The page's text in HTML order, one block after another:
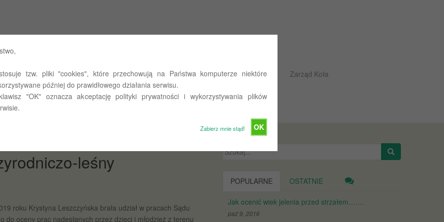
tzw. pliki "cookies", które przechowują na Państwa komputerze niektóre
później do prawidłowego działania serwisu.
"OK" oznacza akceptację polityki prywatności i wykorzystywania plików
OK
Zabierz mnie stąd!
w Olsztynie
takie miejsce… O nas Untitled Polityka prywatności Rajdowe przepisy Zarząd Koła
leśny
roku Krystyna Leszczyńska brała udział w pracach Sądu
do oceny prac nadesłanych przez dzieci i młodzież z terenu
POPULARNE OSTATNIE
Jak ocenić wiek jelenia przed strzałem…….
paź 9, 2016